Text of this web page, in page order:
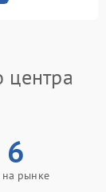
центра
6
на рынке